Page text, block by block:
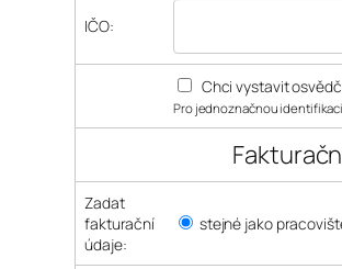
IČO:
Chci vystavit
Pro jednoznačnou
Zadat
fakturační
údaje:
stejné jako